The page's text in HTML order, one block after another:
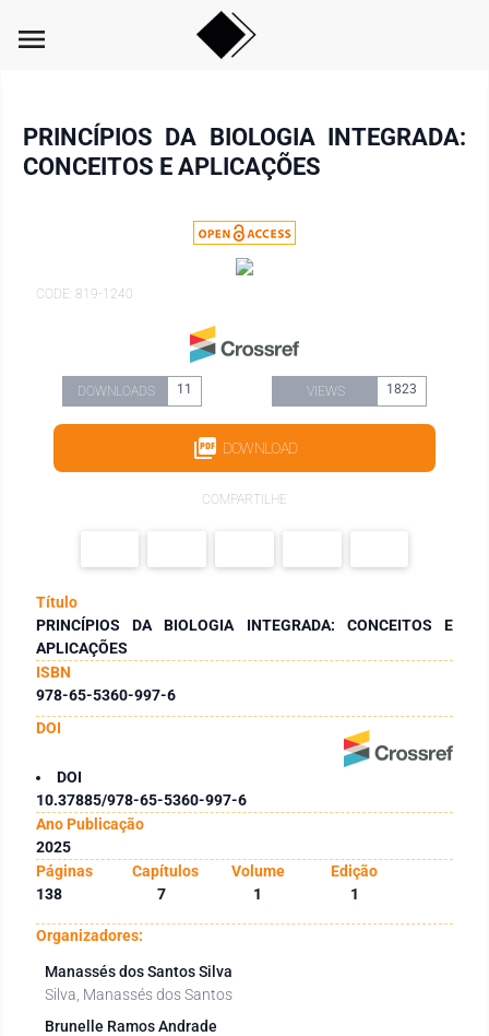
menu
PRINCÍPIOS DA BIOLOGIA INTEGRADA:
CONCEITOS E APLICAÇÕES
CODE: 819-1240
DOWNLOADS 11 VIEWS 1823
DOWNLOAD
COMPARTILHE
Título
PRINCÍPIOS DA BIOLOGIA INTEGRADA: CONCEITOS E
APLICAÇÕES
ISBN
978-65-5360-997-6
DOI
DOI
10.37885/978-65-5360-997-6
Ano Publicação
2025
Páginas
Capítulos Volume
Edição
138
7 1 1
Organizadores:
Manassés dos Santos Silva
Silva, Manassés dos Santos
Brunelle Ramos Andrade